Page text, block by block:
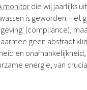
monitordie wij jaarlijks
is geworden.
(compliance),
geen abstract
en
energie, van